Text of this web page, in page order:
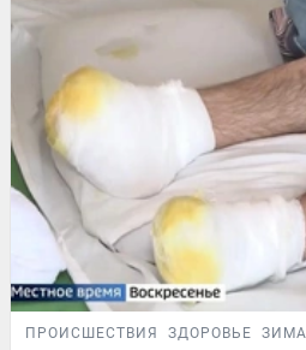
ПРОИСШЕСТВИЯ ЗДОРОВЬЕ ЗИМА